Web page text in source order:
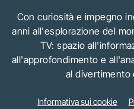
Con curiosità e impegno
anni all'esplorazione del
TV: spazio
all'approfondimento e
al divertimento
Informativa sui cookie